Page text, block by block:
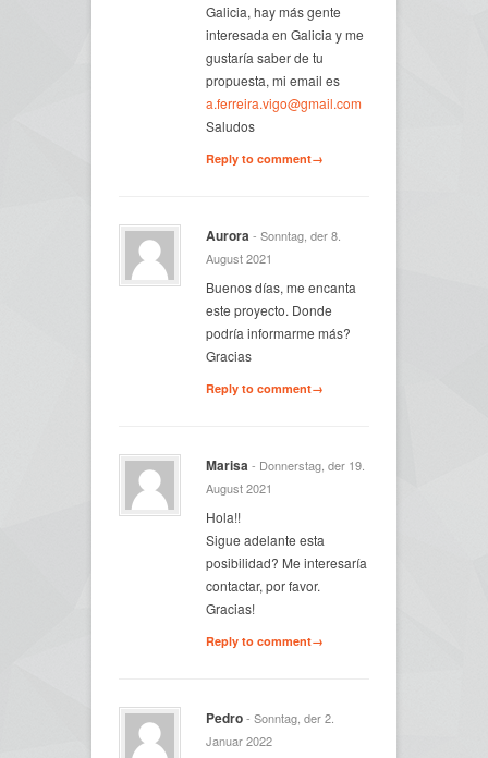
Galicia, hay más gente
interesada en Galicia y me
gustaría saber de tu
propuesta, mi email es
a.ferreira.vigo@gmail.com
Saludos
Reply to comment→
Aurora- Sonntag, der 8.
August 2021
Buenos días, me encanta
este proyecto. Donde
podría informarme más?
Gracias
Reply to comment→
Marisa- Donnerstag, der 19.
August 2021
Hola!!
Sigue adelante esta
posibilidad? Me interesaría
contactar, por favor.
Gracias!
Reply to comment→
Pedro- Sonntag, der 2.
Januar 2022